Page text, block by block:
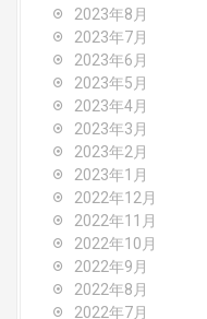
2023年8月
2023年7月
2023年6月
2023年5月
2023年4月
2023年3月
2023年2月
2023年1月
2022年12月
2022年11月
2022年10月
2022年9月
2022年8月
2022年7月